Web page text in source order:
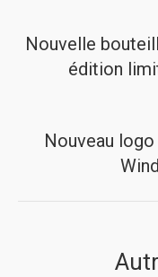
Nouvelle
édition
Nouveau